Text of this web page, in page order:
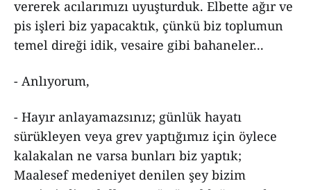
vererek acılarımızı uyuşturduk. Elbette ağır ve
pis işleri biz yapacaktık, çünkü biz toplumun
temel direği idik, vesaire gibi bahaneler...
- Anlıyorum,
- Hayır anlayamazsınız; günlük hayatı
sürükleyen veya grev yaptığımız için öylece
kalakalan ne varsa bunları biz yaptık;
Maalesef medeniyet denilen şey bizim